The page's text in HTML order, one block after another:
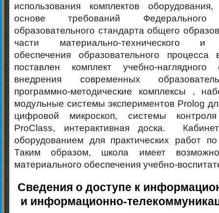
использования комплектов
основе требований Федерального
образовательного стандарта общего
части материально-технического и
обеспечения образовательного
поставлен комплект учебно-
внедрения современных
программно-методические комплексы ,
модульные системы экспериментов Prolog
цифровой микроскоп, системы
ProClass, интерактивная доска.
оборудованием для практических работ
Таким образом, школа имеет
материального обеспечения учебно-
Сведения о доступе к
и информационно-